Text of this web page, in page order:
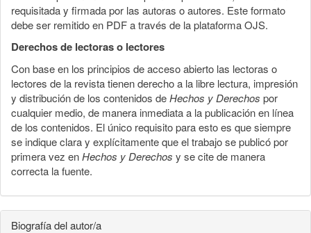
requisitada y firmada por las autoras o autores. Este formato
debe ser remitido en PDF a través de la plataforma OJS.
Derechos de lectoras o lectores
Con base en los principios de acceso abierto las lectoras o
lectores de la revista tienen derecho a la libre lectura, impresión
y distribución de los contenidos deHechos y Derechos por
cualquier medio, de manera inmediata a la publicación en línea
de los contenidos. El único requisito para esto es que siempre
se indique clara y explícitamente que el trabajo se publicó por
primera vez enHechos y Derechos y se cite de manera
correcta la fuente.
Biografía del autor/a